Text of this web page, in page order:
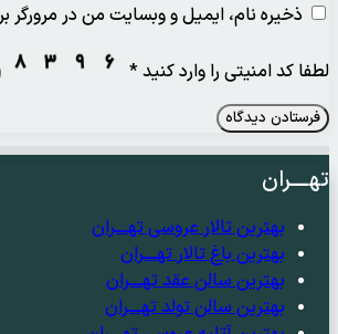
ذخیره نام، ایمیل و وبسایت من در مرورگر
لطفا کد امنیتی را وارد کنید*
تهــــران
بهترین تالار عروسی تهــــران
بهترین باغ تالار تهــــران
بهترین سالن عقد تهــــران
بهترین سالن تولد تهــــران